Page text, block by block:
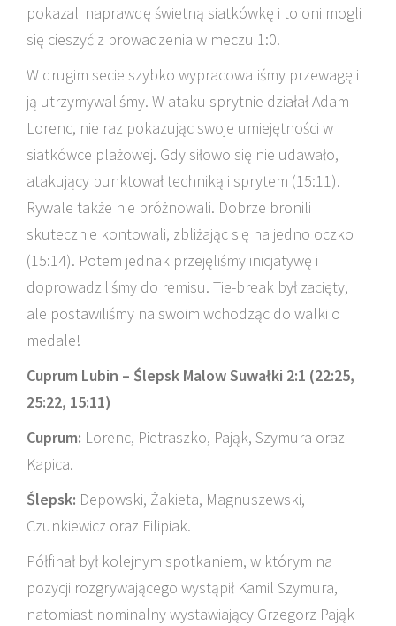
pokazali naprawdę świetną siatkówkę i to oni mogli
się cieszyć z prowadzenia w meczu 1:0.
W drugim secie szybko wypracowaliśmy przewagę i
ją utrzymywaliśmy. W ataku sprytnie działał Adam
Lorenc, nie raz pokazując swoje umiejętności w
siatkówce plażowej. Gdy siłowo się nie udawało,
atakujący punktował techniką i sprytem (15:11).
Rywale także nie próżnowali. Dobrze bronili i
skutecznie kontowali, zbliżając się na jedno oczko
(15:14). Potem jednak przejęliśmy inicjatywę i
doprowadziliśmy do remisu. Tie-break był zacięty,
ale postawiliśmy na swoim wchodząc do walki o
medale!
Cuprum Lubin – Ślepsk Malow Suwałki 2:1 (22:25,
25:22, 15:11)
Cuprum: Lorenc, Pietraszko, Pająk, Szymura oraz
Kapica.
Ślepsk: Depowski, Żakieta, Magnuszewski,
Czunkiewicz oraz Filipiak.
Półfinał był kolejnym spotkaniem, w którym na
pozycji rozgrywającego wystąpił Kamil Szymura,
natomiast nominalny wystawiający Grzegorz Pająk